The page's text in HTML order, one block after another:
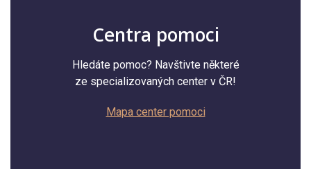
Centra pomoci
Hledáte pomoc? Navštivte některé
ze specializovaných center v ČR!
Mapa center pomoci